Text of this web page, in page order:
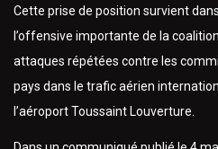
Cette prise de position survient
l’offensive importante de la
attaques répétées contre les
pays dans le trafic aérien
l’aéroport Toussaint Louverture.